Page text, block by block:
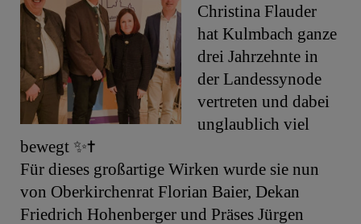
Christina Flauder
hat Kulmbach ganze
drei Jahrzehnte in
der Landessynode
vertreten und dabei
unglaublich viel
bewegt ✨✝️
Für dieses großartige Wirken wurde sie nun
von Oberkirchenrat Florian Baier, Dekan
Friedrich Hohenberger und Präses Jürgen